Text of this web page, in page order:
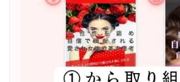
2022年2月〜6月 男性心理グル